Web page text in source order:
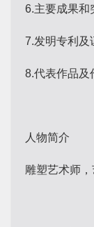
6.主要成果和
7.发明专利及
8.代表作品及
人物简介
雕塑艺术师